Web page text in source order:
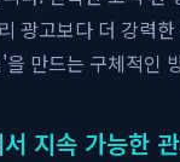
광고보다 더 강력
만드는 구체적인
지속 가능한